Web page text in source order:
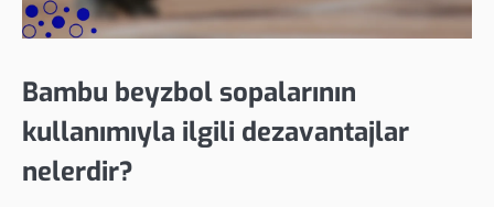
Bambu beyzbol sopalarının
kullanımıyla ilgili dezavantajlar
nelerdir?